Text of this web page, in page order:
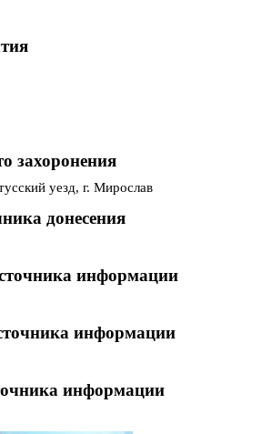
захоронения
уезд, г. Мирослав
донесения
информации
информации
информации